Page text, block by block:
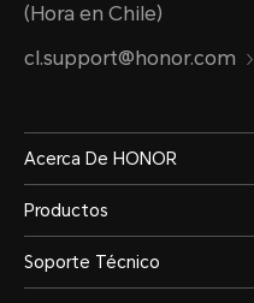
(Hora en Chile)
cl.support@honor.com
Acerca De HONOR
Productos
Soporte Técnico